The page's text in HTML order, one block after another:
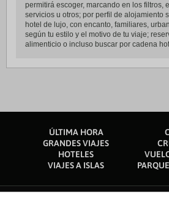
permitirá escoger, marcando en los filtros,
servicios u otros; por perfil de alojamiento
hotel de lujo, con encanto, familiares,
según tu estilo y el motivo de tu viaje;
alimenticio o incluso buscar por cadena
ÚLTIMA HORA
GRANDES VIAJES
HOTELES
VIAJES A ISLAS